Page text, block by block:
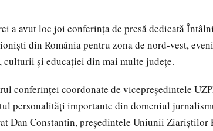
a avut loc joi conferința de presă dedicată
din România pentru zona de nord-vest,
culturii și educației din mai multe județe.
conferinței coordonate de vicepreședintele
personalități importante din domeniul
Dan Constantin, președintele Uniunii Ziariștilor